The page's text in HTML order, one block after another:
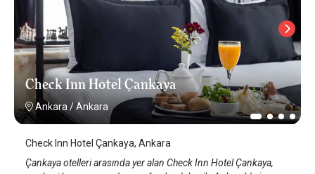
Check Inn Hotel Çankaya
Ankara /Ankara
Check Inn Hotel Çankaya, Ankara
Çankaya otelleri arasında yer alan Check Inn Hotel Çankaya,